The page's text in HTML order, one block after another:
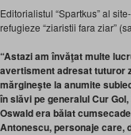
Editorialistul “Spartkus” al
refugieze “ziaristii fara ziar”
“Astazi am învăţat multe
avertisment adresat tuturor
mărgineşte la anumite
în slăvi pe generalul Cur
Oswald era băiat
Antonescu, personaje care,